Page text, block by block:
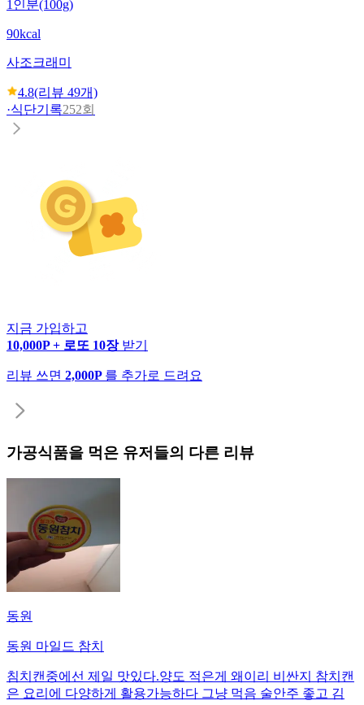
1인분(100g)
90kcal
사조크래미
4.8(리뷰 49개)
·식단기록252회
지금 가입하고
10,000P + 로또 10장 받기
리뷰 쓰면 2,000P 를 추가로 드려요
가공식품을 먹은 유저들의 다른 리뷰
동원
동원 마일드 참치
침치캔중에선 제일 맛있다.양도 적은게 왜이리 비싼지 참치캔
은 요리에 다양하게 활용가능하다 그냥 먹음 술안주 좋고 김